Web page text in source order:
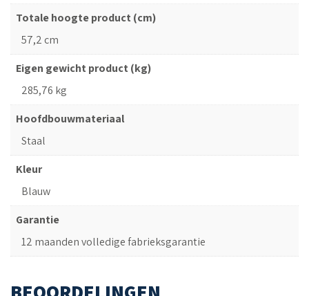
Totale hoogte product (cm)
57,2 cm
Eigen gewicht product (kg)
285,76 kg
Hoofdbouwmateriaal
Staal
Kleur
Blauw
Garantie
12 maanden volledige fabrieksgarantie